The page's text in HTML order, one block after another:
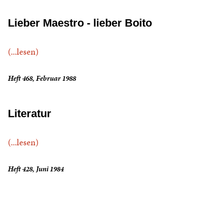
Lieber Maestro - lieber Boito
(...lesen)
Heft 468, Februar 1988
Literatur
(...lesen)
Heft 428, Juni 1984